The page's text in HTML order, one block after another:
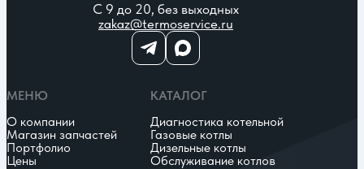
С 9 до 20, без выходных
zakaz@termoservice.ru
МЕНЮ
О компании
Магазин запчастей
Портфолио
Цены
КАТАЛОГ
Диагностика котельной
Газовые котлы
Дизельные котлы
Обслуживание котлов